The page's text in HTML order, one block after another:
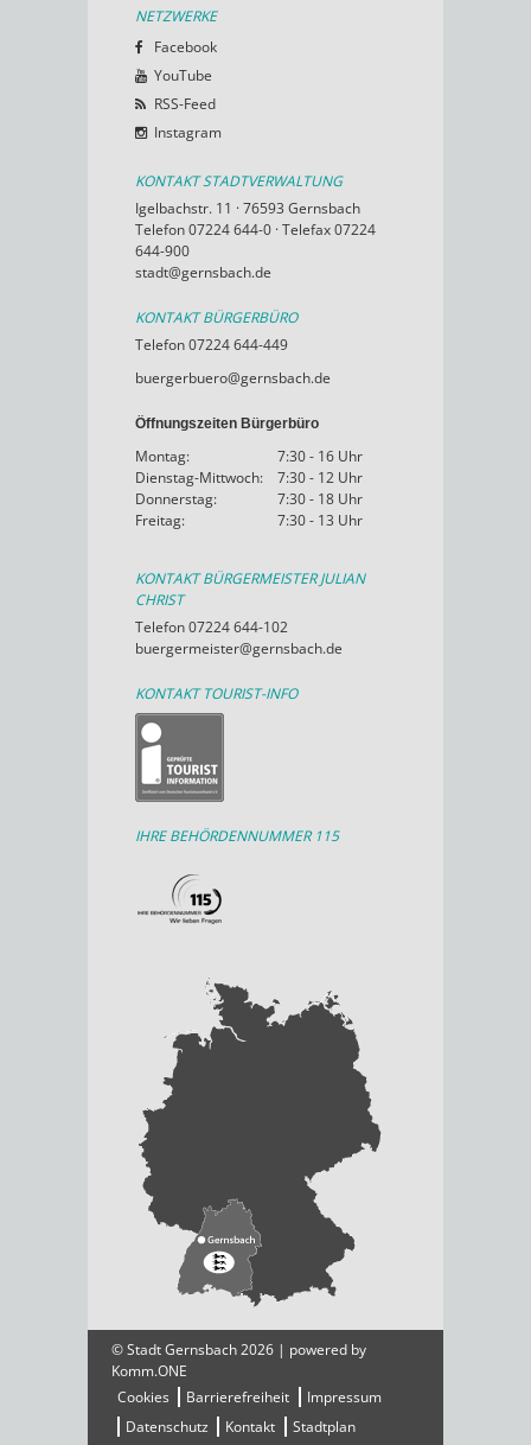
NETZWERKE
Facebook
YouTube
RSS-Feed
Instagram
KONTAKT STADTVERWALTUNG
Igelbachstr. 11 · 76593 Gernsbach
Telefon 07224 644-0 · Telefax 07224
644-900
stadt@gernsbach.de
KONTAKT BÜRGERBÜRO
Telefon 07224 644-449
buergerbuero@gernsbach.de
Öffnungszeiten Bürgerbüro
Montag:
7:30 - 16 Uhr
Dienstag-Mittwoch:
7:30 - 12 Uhr
Donnerstag:
7:30 - 18 Uhr
Freitag:
7:30 - 13 Uhr
KONTAKT BÜRGERMEISTER JULIAN
CHRIST
Telefon 07224 644-102
buergermeister@gernsbach.de
KONTAKT TOURIST-INFO
IHRE BEHÖRDENNUMMER 115
© Stadt Gernsbach 2026 | powered by
Komm.ONE
Cookies
Barrierefreiheit
Impressum
Datenschutz
Kontakt Stadtplan